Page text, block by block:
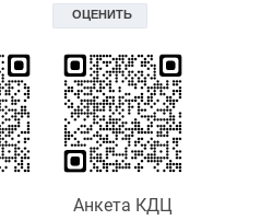
Анкета КДЦ